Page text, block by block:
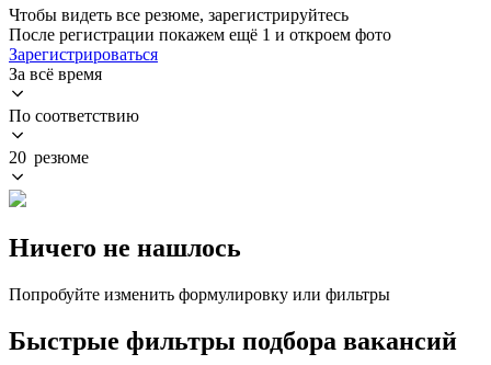
Чтобы видеть все резюме, зарегистрируйтесь
После регистрации покажем ещё 1 и откроем фото
Зарегистрироваться
За всё время
По соответствию
20 резюме
Ничего не нашлось
Попробуйте изменить формулировку или фильтры
Быстрые фильтры подбора вакансий